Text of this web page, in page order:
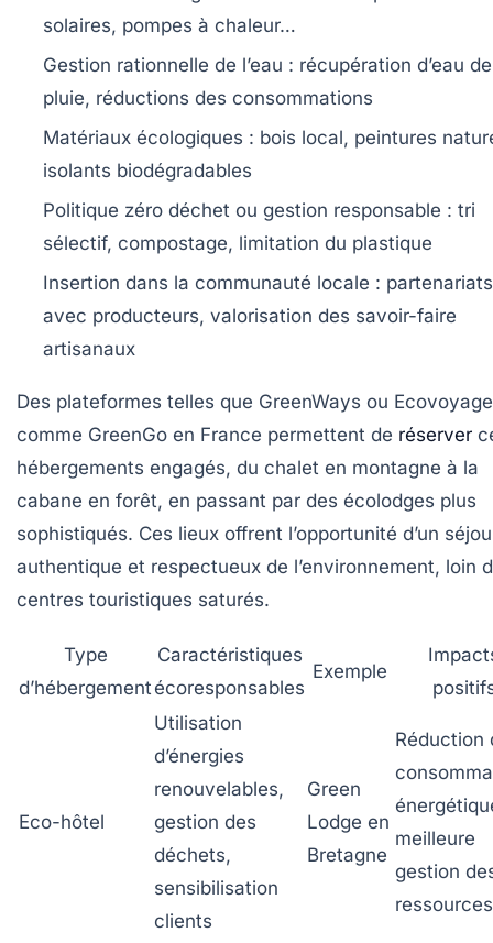
solaires, pompes à chaleur…
Gestion rationnelle de l’eau : récupération d’eau de
pluie, réductions des consommations
Matériaux écologiques : bois local, peintures
isolants biodégradables
Politique zéro déchet ou gestion responsable : tri
sélectif, compostage, limitation du plastique
Insertion dans la communauté locale : partenariats
avec producteurs, valorisation des savoir-faire
artisanaux
Des plateformes telles que GreenWays ou
comme GreenGo en France permettent de réserver
hébergements engagés, du chalet en montagne à la
cabane en forêt, en passant par des écolodges plus
sophistiqués. Ces lieux offrent l’opportunité d’un
authentique et respectueux de l’environnement, loin
centres touristiques saturés.
Type
d’hébergement
Caractéristiques
écoresponsables
Exemple
Eco-hôtel
Utilisation
d’énergies
renouvelables,
gestion des
déchets,
sensibilisation
clients
Green
Lodge en
Bretagne
Réduction
meilleure
gestion
ressources